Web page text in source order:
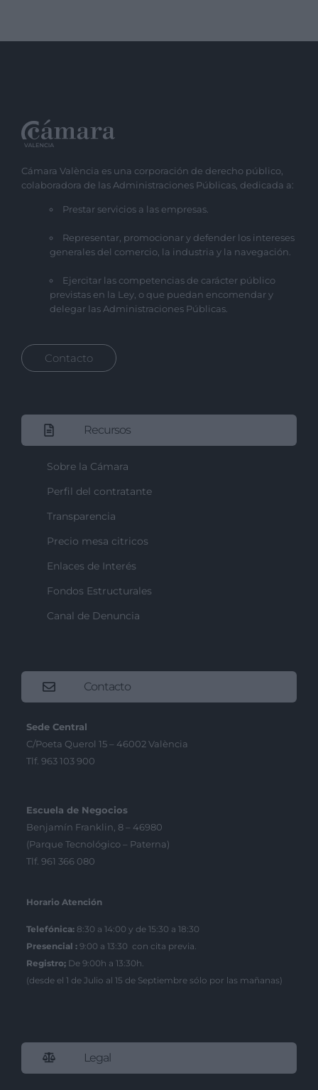
Cámara València es una corporación de derecho público,
colaboradora de las Administraciones Públicas, dedicada a:
Prestar servicios a las empresas.
Representar, promocionar y defender los intereses
generales del comercio, la industria y la navegación.
Ejercitar las competencias de carácter público
previstas en la Ley, o que puedan encomendar y
delegar las Administraciones Públicas.
Contacto
Recursos
Sobre la Cámara
Perfil del contratante
Transparencia
Precio mesa citricos
Enlaces de Interés
Fondos Estructurales
Canal de Denuncia
Contacto
Sede Central
C/Poeta Querol 15 – 46002 València
Tlf. 963 103 900
Escuela de Negocios
Benjamín Franklin, 8 – 46980
(Parque Tecnológico – Paterna)
Tlf. 961 366 080
Horario Atención
Telefónica: 8:30 a 14:00 y de 15:30 a 18:30
Presencial : 9:00 a 13:30 con cita previa.
Registro; De 9:00h a 13:30h.
(desde el 1 de Julio al 15 de Septiembre sólo por las mañanas)
Legal